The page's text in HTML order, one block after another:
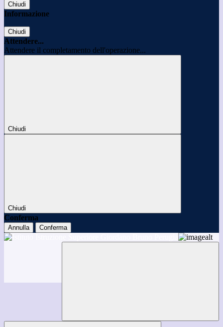
Chiudi
Informazione
Chiudi
Attendere...
Attendere il completamento dell'operazione...
Chiudi
Chiudi
Conferma
Annulla Conferma